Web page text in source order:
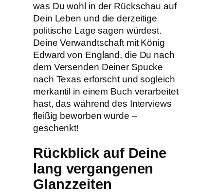
was Du wohl in der Rückschau auf
Dein Leben und die derzeitige
politische Lage sagen würdest.
Deine Verwandtschaft mit König
Edward von England, die Du nach
dem Versenden Deiner Spucke
nach Texas erforscht und sogleich
merkantil in einem Buch verarbeitet
hast, das während des Interviews
fleißig beworben wurde –
geschenkt!
Rückblick auf Deine
lang vergangenen
Glanzzeiten